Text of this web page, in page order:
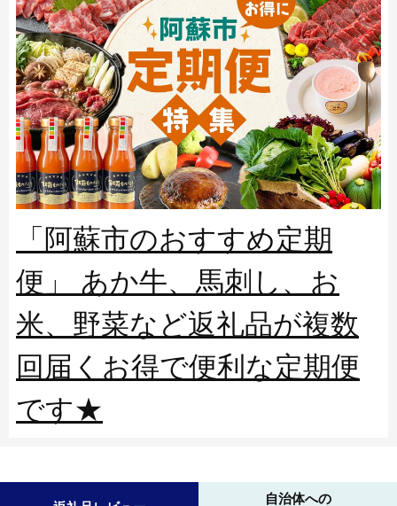
「阿蘇市のおすすめ定期
便」 あか牛、馬刺し、お
米、野菜など返礼品が複数
回届くお得で便利な定期便
です★
自治体への